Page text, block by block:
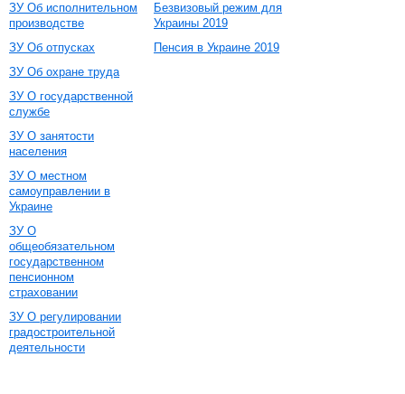
ЗУ Об исполнительном
производстве
ЗУ Об отпусках
ЗУ Об охране труда
ЗУ О государственной
службе
ЗУ О занятости
населения
ЗУ О местном
самоуправлении в
Украине
ЗУ О
общеобязательном
государственном
пенсионном
страховании
ЗУ О регулировании
градостроительной
деятельности
Безвизовый режим для
Украины 2019
Пенсия в Украине 2019